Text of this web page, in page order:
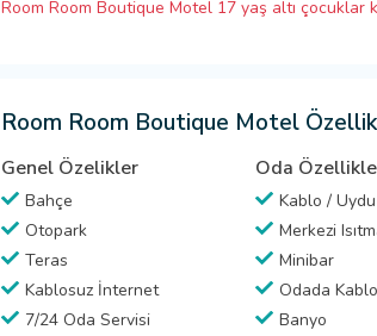
Room Room Boutique Motel 17 yaş altı çocuklar
Room Room Boutique Motel
Genel Özelikler
Bahçe
Otopark
Teras
Kablosuz İnternet
7/24 Oda Servisi
Oda
Kablo / Uydu
Merkezi
Minibar
Odada
Banyo